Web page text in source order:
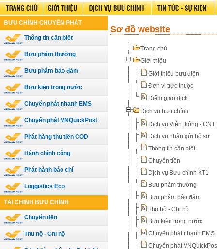
BƯU CHÍNH CHUYỂN PHÁT
Thông tin cần biết
Bưu phẩm thường
Bưu phẩm bảo đảm
Bưu kiện trong nước
Chuyển phát nhanh EMS
Chuyển phát VNQuickPost
Phát hàng thu tiền COD
Hành chính công
Phát hành báo chí
Loggistics Eco
TÀI CHÍNH BƯU CHÍNH
Chuyển tiền
Thu hộ - Chi hộ
Sơ đồ website
Trang chủ
Giới thiệu
Giới thiệu bưu điện
Đơn vị trực thuộc
Điểm giao dịch
Dịch vụ bưu chính
Dịch vụ Viễn thông -
Dịch vụ nhận gửi hồ sơ
Thông tin cần biết
Chuyển tiền
Dịch vụ Bưu chính KT1
Bưu phẩm thường
Bưu phẩm bảo đảm
Thu hộ - Chi hộ
Bưu kiện trong nước
Chuyển phát nhanh EMS
Chuyển phát